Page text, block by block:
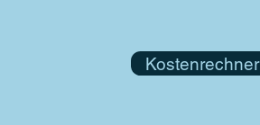
Kostenrechner